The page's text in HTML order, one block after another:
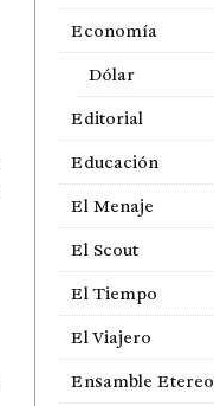
Economía
Dólar
Editorial
Educación
El Menaje
El Scout
El Tiempo
El Viajero
Ensamble Etereo